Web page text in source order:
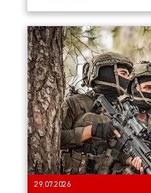
29.07.2026